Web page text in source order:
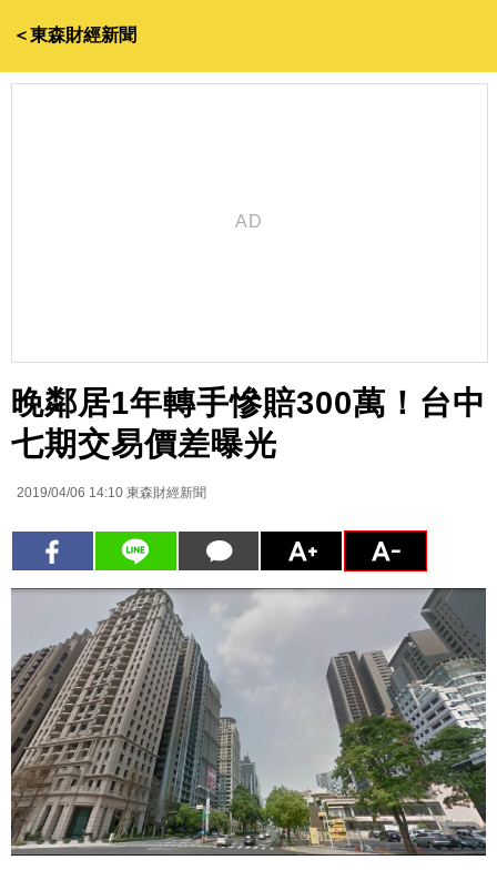
＜東森財經新聞
晚鄰居1年轉手慘賠300萬！台中
七期交易價差曝光
2019/04/06 14:10 東森財經新聞